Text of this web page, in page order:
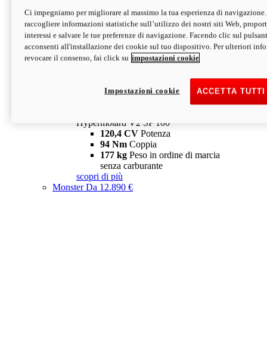
Hypermotard V2 SP
120,4 CVPotenza
94 NmCoppia
177 kgPeso in ordine di marcia
senza carburante
Depotenziata 35 kW: 18.890 € i
configura scopri di più
Hypermotard V2 SP 100
120,4 CV Potenza
94 Nm Coppia
177 kg Peso in ordine di marcia
senza carburante
scopri di più
MonsterDa 12.890 €
Ci impegniamo per migliorare al massimo la tua esperienza di
raccogliere informazioni statistiche sull’utilizzo dei nostri siti Web,
interessi e salvare le tue preferenze di navigazione. Facendo clic sul
acconsenti all'installazione dei cookie sul tuo dispositivo. Per ulteriori
revocare il consenso, fai click su impostazioni cookie
ACCETTA
Impostazioni cookie